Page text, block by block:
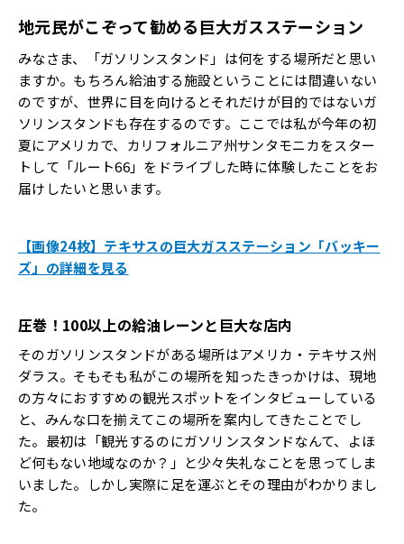
地元民がこぞって勧める巨大ガスステーション
みなさま、「ガソリンスタンド」は何をする場所だと思い
ますか。もちろん給油する施設ということには間違いない
のですが、世界に目を向けるとそれだけが目的ではないガ
ソリンスタンドも存在するのです。ここでは私が今年の初
夏にアメリカで、カリフォルニア州サンタモニカをスター
トして「ルート66」をドライブした時に体験したことをお
届けしたいと思います。
【画像24枚】テキサスの巨大ガスステーション「バッキー
ズ」の詳細を見る
圧巻！100以上の給油レーンと巨大な店内
そのガソリンスタンドがある場所はアメリカ・テキサス州
ダラス。そもそも私がこの場所を知ったきっかけは、現地
の方々におすすめの観光スポットをインタビューしている
と、みんな口を揃えてこの場所を案内してきたことでし
た。最初は「観光するのにガソリンスタンドなんて、よほ
ど何もない地域なのか？」と少々失礼なことを思ってしま
いました。しかし実際に足を運ぶとその理由がわかりまし
た。